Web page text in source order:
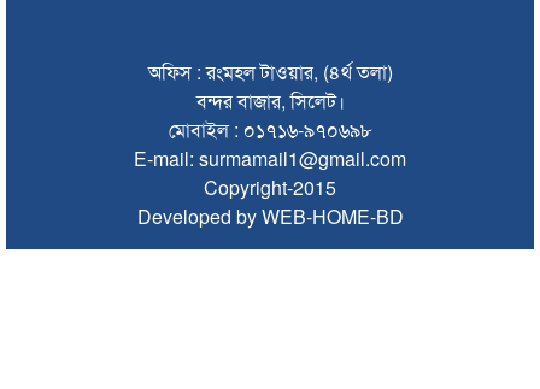
সিলেটে বাস দুর্ঘটনায় মৃতদের পরিবার পাবে ৫ লাখ টাকা
ঠাকুরগাঁওয়ে মোটরসাইকেল দুর্ঘটনায় পথচারীসহ ২ জনের মৃত্যু
আরেক অনলাইন ক্যাসিনো পরিচালনাকারীকে গ্রেপ্তার করেছে ডিবি
সিলেটে দুই বাসের মুখোমুখি সংঘর্ষে শিশুসহ ৯ জনের মৃত্যু
অফিস : রংমহল টাওয়ার, (৪র্থ তলা)
বন্দর বাজার, সিলেট।
মোবাইল : ০১৭১৬-৯৭০৬৯৮
E-mail: surmamail1@gmail.com
Copyright-2015
Developed by WEB-HOME-BD